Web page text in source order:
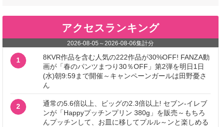
アクセスランキング
2026-08-05 ～2026-08-06集計分
1
8KVR作品を含む人気の222作品が30%OFF! FANZA動
画が「春のパンツまつり30％OFF」第2弾を明日1日
(水)朝9:59まで開催～キャンペーンガールは田野憂さ
ん
2
通常の5.6倍以上、ビッグの2.3倍以上! セブン‐イレブ
ンが「Happyプッチンプリン 380g」を販売～もちろ
んプッチンして、お皿に移してプルル～ンと楽しめる